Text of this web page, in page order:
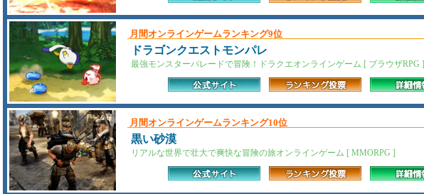
月間オンラインゲームランキング9位
ドラゴンクエストモンパレ
最強モンスターパレードで冒険！ドラクエオンラインゲーム [ ブラウザRPG ]
月間オンラインゲームランキング10位
黒い砂漠
リアルな世界で壮大で爽快な冒険の旅オンラインゲーム [ MMORPG ]